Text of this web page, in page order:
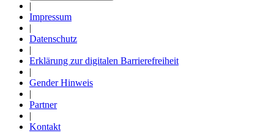
|
Impressum
|
Datenschutz
|
Erklärung zur digitalen Barrierefreiheit
|
Gender Hinweis
|
Partner
|
Kontakt